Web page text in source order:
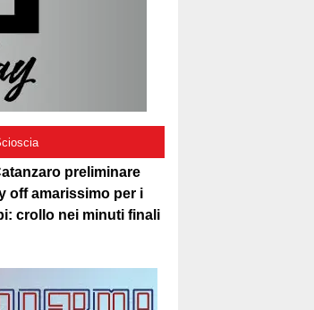
preliminare
off amarissimo per i
crollo nei minuti finali